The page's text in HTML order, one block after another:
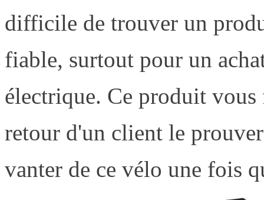
difficile de trouver un
fiable, surtout pour un
électrique. Ce produit
retour d'un client le
vanter de ce vélo une fois